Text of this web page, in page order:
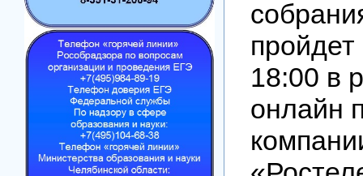
пройдет
18:00 в
онлайн